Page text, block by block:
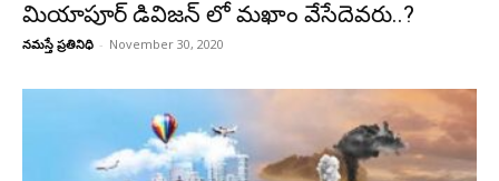
మియాపూర్ డివిజన్ లో మఖాం వేసేదెవరు..?
నమస్తే ప్రతినిధి - November 30, 2020